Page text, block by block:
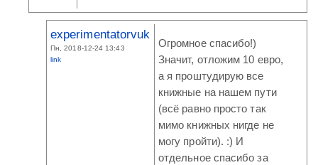
experimentatorvuk
Пн, 2018-12-24 13:43
link
Огромное спасибо!)
Значит, отложим 10 евро,
а я проштудирую все
книжные на нашем пути
(всё равно просто так
мимо книжных нигде не
могу пройти). :) И
отдельное спасибо за